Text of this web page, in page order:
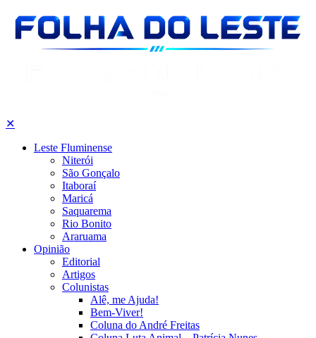
✕
Leste Fluminense
Niterói
São Gonçalo
Itaboraí
Maricá
Saquarema
Rio Bonito
Araruama
Opinião
Editorial
Artigos
Colunistas
Alê, me Ajuda!
Bem-Viver!
Coluna do André Freitas